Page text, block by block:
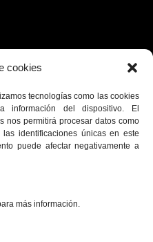
cookies
tecnologías como las cookies
información del dispositivo. El
nos permitirá procesar datos como
identificaciones únicas en este
puede afectar negativamente a
más información.